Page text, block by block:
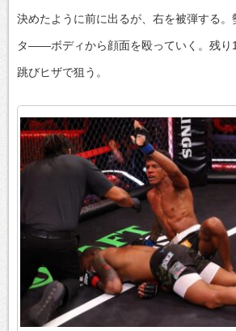
決めたように前に出るが、右を被弾する
タ――ボディから顔面を殴っていく。残り
跳びヒザで狙う。